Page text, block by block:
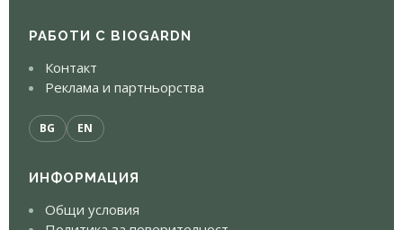
РАБОТИ С BIOGARDN
Контакт
Реклама и партньорства
BG EN
ИНФОРМАЦИЯ
Общи условия